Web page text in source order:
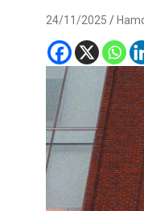
24/11/2025